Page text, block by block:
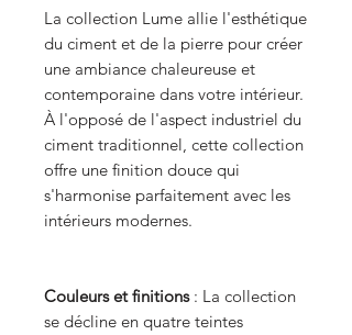
La collection Lume allie l'esthétique
du ciment et de la pierre pour créer
une ambiance chaleureuse et
contemporaine dans votre intérieur.
À l'opposé de l'aspect industriel du
ciment traditionnel, cette collection
offre une finition douce qui
s'harmonise parfaitement avec les
intérieurs modernes.
Couleurs et finitions: La collection
se décline en quatre teintes